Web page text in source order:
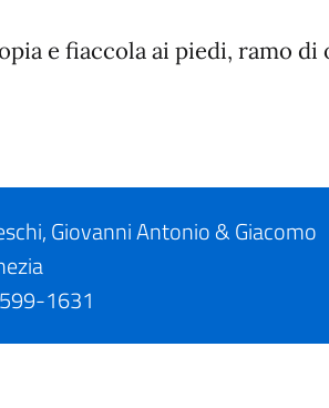
e fiaccola ai piedi, ramo
Giovanni Antonio & Giacomo
1631